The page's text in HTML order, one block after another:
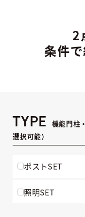
2
条件
TYPE
機能門柱
選択可能）
ポストSET
照明SET